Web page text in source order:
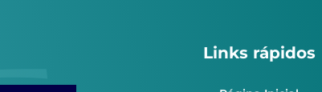
Links rápidos